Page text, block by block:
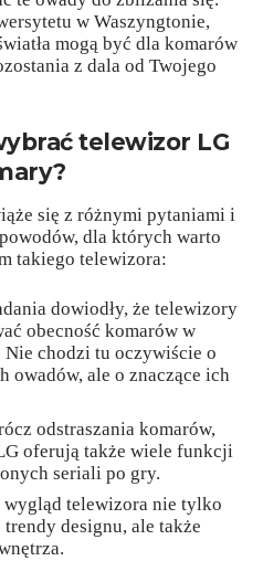
w Waszyngtonie,
mogą być dla komarów
z dala od Twojego
telewizor LG
się z różnymi pytaniami i
dla których warto
takiego telewizora:
dowiodły, że telewizory
obecność komarów w
chodzi tu oczywiście o
owadów, ale o znaczące ich
odstraszania komarów,
oferują także wiele funkcji
seriali po gry.
wygląd telewizora nie tylko
designu, ale także